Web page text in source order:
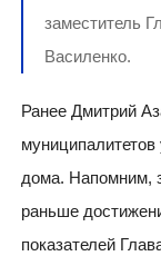
заместитель
Василенко.
Ранее Дмитрий
муниципалитетов
дома. Напомним,
раньше
показателей